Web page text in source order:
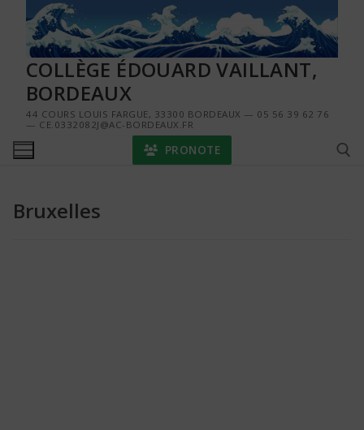
contenu
COLLÈGE ÉDOUARD VAILLANT,
BORDEAUX
44 COURS LOUIS FARGUE, 33300 BORDEAUX — 05 56 39 62 76
— CE.0332082J@AC-BORDEAUX.FR
PRONOTE
Bruxelles